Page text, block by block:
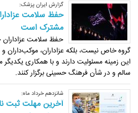
گزارش ایران پزشک:
حفظ سلامت
مشترک است
حفظ سلامت
گروه خاص نیست، بلکه عزاداران، موکب‌داران
این زمینه مسئولیت دارند و با همکاری یکدیگر
سالم و در شأن فرهنگ حسینی برگزار کنند.
شانزدهم خرداد ماه:
آخرین مهلت ثبت